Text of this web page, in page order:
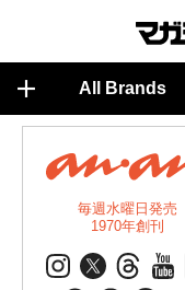
All Brands
毎週水曜日発売
1970年創刊